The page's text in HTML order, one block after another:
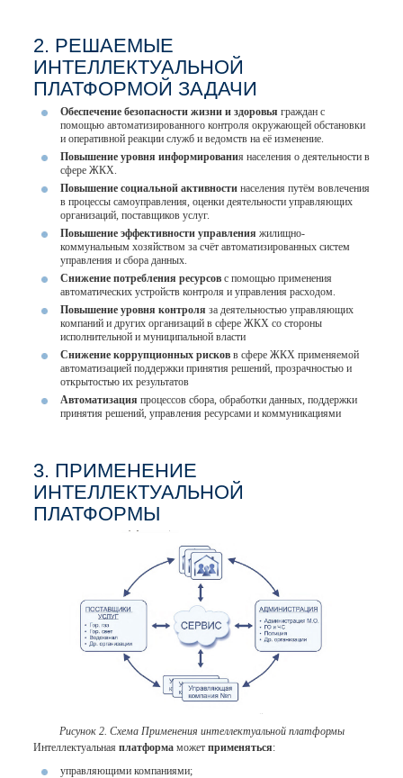
2. РЕШАЕМЫЕ
ИНТЕЛЛЕКТУАЛЬНОЙ
ПЛАТФОРМОЙ ЗАДАЧИ
Обеспечение безопасности жизни и здоровья граждан с
помощью автоматизированного контроля окружающей обстановки
и оперативной реакции служб и ведомств на её изменение.
Повышение уровня информирования населения о деятельности в
сфере ЖКХ.
Повышение социальной активности населения путём вовлечения
в процессы самоуправления, оценки деятельности управляющих
организаций, поставщиков услуг.
Повышение эффективности управления жилищно-
коммунальным хозяйством за счёт автоматизированных систем
управления и сбора данных.
Снижение потребления ресурсов с помощью применения
автоматических устройств контроля и управления расходом.
Повышение уровня контроля за деятельностью управляющих
компаний и других организаций в сфере ЖКХ со стороны
исполнительной и муниципальной власти
Снижение коррупционных рисков в сфере ЖКХ применяемой
автоматизацией поддержки принятия решений, прозрачностью и
открытостью их результатов
Автоматизация процессов сбора, обработки данных, поддержки
принятия решений, управления ресурсами и коммуникациями
3. ПРИМЕНЕНИЕ
ИНТЕЛЛЕКТУАЛЬНОЙ
ПЛАТФОРМЫ
Рисунок 2. Схема Применения интеллектуальной платформы
Интеллектуальная платформа может применяться:
управляющими компаниями;